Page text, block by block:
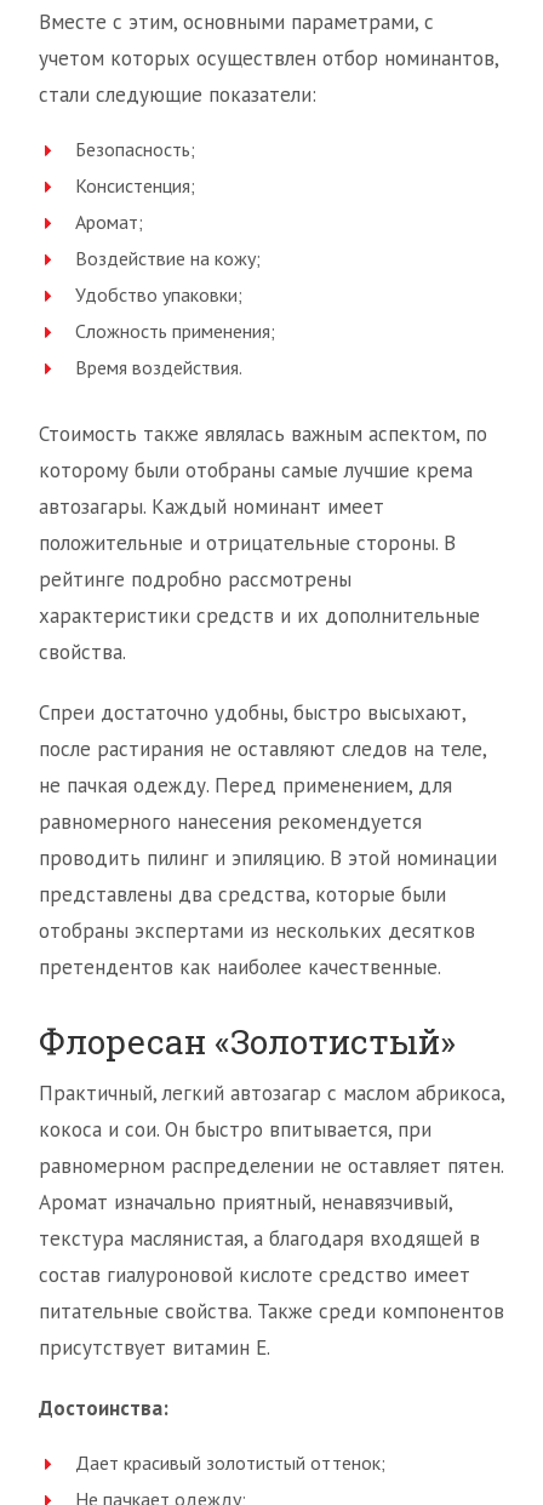
Вместе с этим, основными параметрами, с
учетом которых осуществлен отбор номинантов,
стали следующие показатели:
Безопасность;
Консистенция;
Аромат;
Воздействие на кожу;
Удобство упаковки;
Сложность применения;
Время воздействия.
Стоимость также являлась важным аспектом, по
которому были отобраны самые лучшие крема
автозагары. Каждый номинант имеет
положительные и отрицательные стороны. В
рейтинге подробно рассмотрены
характеристики средств и их дополнительные
свойства.
Спреи достаточно удобны, быстро высыхают,
после растирания не оставляют следов на теле,
не пачкая одежду. Перед применением, для
равномерного нанесения рекомендуется
проводить пилинг и эпиляцию. В этой номинации
представлены два средства, которые были
отобраны экспертами из нескольких десятков
претендентов как наиболее качественные.
Флоресан «Золотистый»
Практичный, легкий автозагар с маслом абрикоса,
кокоса и сои. Он быстро впитывается, при
равномерном распределении не оставляет пятен.
Аромат изначально приятный, ненавязчивый,
текстура маслянистая, а благодаря входящей в
состав гиалуроновой кислоте средство имеет
питательные свойства. Также среди компонентов
присутствует витамин Е.
Достоинства:
Дает красивый золотистый оттенок;
Не пачкает одежду;